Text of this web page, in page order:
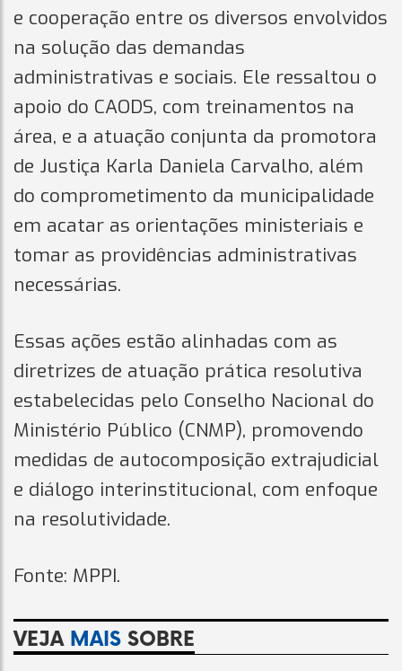
e cooperação entre os diversos envolvidos
na solução das demandas
administrativas e sociais. Ele ressaltou o
apoio do CAODS, com treinamentos na
área, e a atuação conjunta da promotora
de Justiça Karla Daniela Carvalho, além
do comprometimento da municipalidade
em acatar as orientações ministeriais e
tomar as providências administrativas
necessárias.
Essas ações estão alinhadas com as
diretrizes de atuação prática resolutiva
estabelecidas pelo Conselho Nacional do
Ministério Público (CNMP), promovendo
medidas de autocomposição extrajudicial
e diálogo interinstitucional, com enfoque
na resolutividade.
Fonte: MPPI.
VEJA MAIS SOBRE